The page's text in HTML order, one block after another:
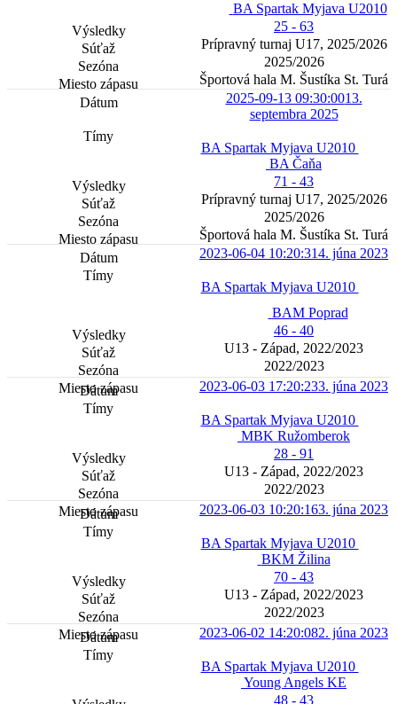
BA Spartak Myjava U2010
25 - 63
Prípravný turnaj U17, 2025/2026
2025/2026
Športová hala M. Šustíka St. Turá
2025-09-13 09:30:0013.
septembra 2025
BA Spartak Myjava U2010
BA Čaňa
71 - 43
Prípravný turnaj U17, 2025/2026
2025/2026
Športová hala M. Šustíka St. Turá
2023-06-04 10:20:314. júna 2023
BA Spartak Myjava U2010
BAM Poprad
46 - 40
U13 - Západ, 2022/2023
2022/2023
2023-06-03 17:20:233. júna 2023
BA Spartak Myjava U2010
MBK Ružomberok
28 - 91
U13 - Západ, 2022/2023
2022/2023
2023-06-03 10:20:163. júna 2023
BA Spartak Myjava U2010
BKM Žilina
70 - 43
U13 - Západ, 2022/2023
2022/2023
2023-06-02 14:20:082. júna 2023
BA Spartak Myjava U2010
Young Angels KE
48 - 43